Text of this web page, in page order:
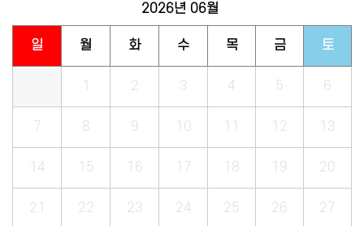
2026년 06월
일 월 화 수 목 금 토
1 2 3 4 5 6
7 8 9 10 11 12 13
14 15 16 17 18 19 20
21 22 23 24 25 26 27